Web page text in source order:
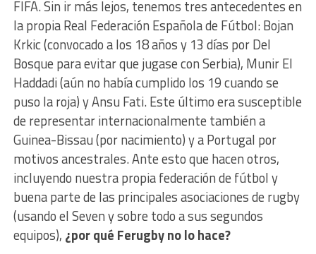
FIFA. Sin ir más lejos, tenemos tres antecedentes en
la propia Real Federación Española de Fútbol: Bojan
Krkic (convocado a los 18 años y 13 días por Del
Bosque para evitar que jugase con Serbia), Munir El
Haddadi (aún no había cumplido los 19 cuando se
puso la roja) y Ansu Fati. Este último era susceptible
de representar internacionalmente también a
Guinea-Bissau (por nacimiento) y a Portugal por
motivos ancestrales. Ante esto que hacen otros,
incluyendo nuestra propia federación de fútbol y
buena parte de las principales asociaciones de rugby
(usando el Seven y sobre todo a sus segundos
equipos), ¿por qué Ferugby no lo hace?